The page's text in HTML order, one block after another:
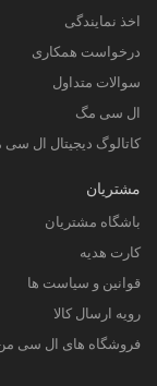
اخذ نمایندگی
درخواست همکاری
سوالات متداول
ال سی مگ
کاتالوگ دیجیتال ال
مشتریان
باشگاه مشتریان
کارت هدیه
قوانین و سیاست ها
رویه ارسال کالا
فروشگاه های ال سی